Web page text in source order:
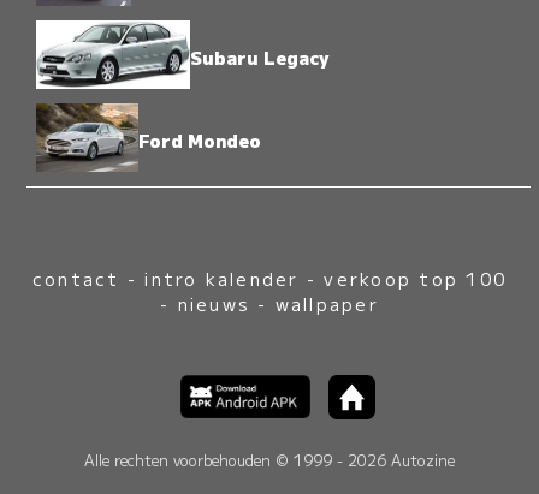
Subaru Legacy
Ford Mondeo
contact -intro kalender -verkoop top 100
- nieuws - wallpaper
Alle rechten voorbehouden © 1999 - 2026 Autozine